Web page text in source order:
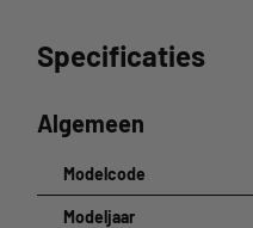
Specificaties
Algemeen
Modelcode
Modeljaar